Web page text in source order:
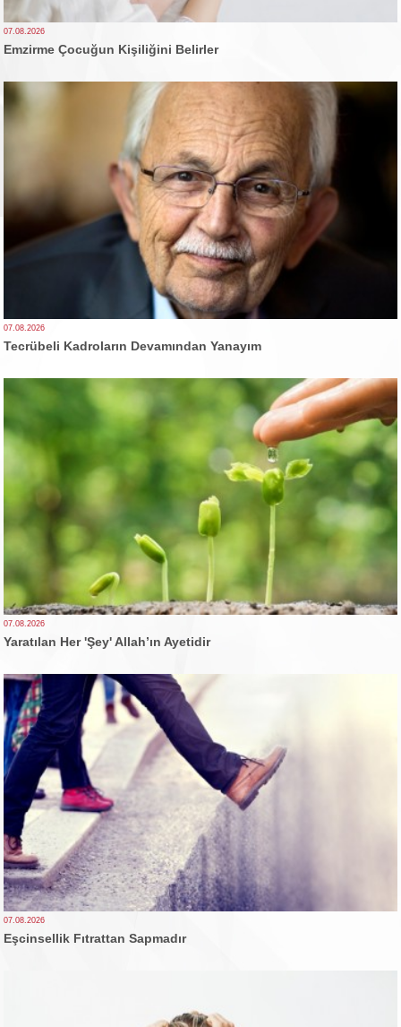
07.08.2026
Emzirme Çocuğun Kişiliğini Belirler
07.08.2026
Tecrübeli Kadroların Devamından Yanayım
07.08.2026
Yaratılan Her 'Şey' Allah’ın Ayetidir
07.08.2026
Eşcinsellik Fıtrattan Sapmadır